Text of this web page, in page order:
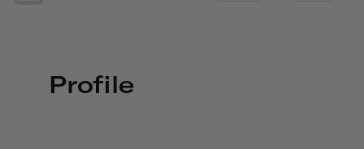
Profile